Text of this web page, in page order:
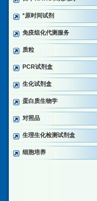
*原时间试剂
免疫组化代测服务
质粒
PCR试剂盒
生化试剂盒
蛋白质生物学
对照品
生理生化检测试剂盒
细胞培养